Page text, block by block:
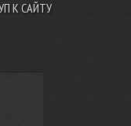
К САЙТУ